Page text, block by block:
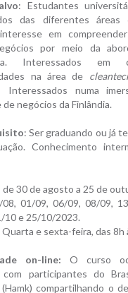
: Estudantes
das diferentes áreas
em
por meio da
Interessados em
na área de
Interessados numa
negócios da Finlândia.
: Ser graduando ou já
Conhecimento
de 30 de agosto a 25 de
01/09, 06/09, 08/09,
10 e 25/10/2023.
Quarta e sexta-feira, das 8h
on-line:O curso
com participantes do
(Hamk) compartilhando o